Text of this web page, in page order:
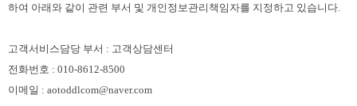
하여 아래와 같이 관련 부서 및 개인정보관리책임자를 지정하고 있습니다.
고객서비스담당 부서 : 고객상담센터
전화번호 : 010-8612-8500
이메일 : aotoddlcom@naver.com